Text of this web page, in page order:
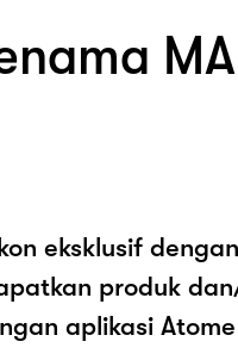
eksklusif
produk
aplikasi